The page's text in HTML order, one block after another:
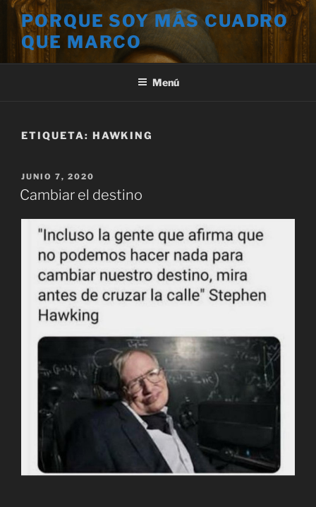
Saltar
contenido
PORQUE SOY MÁS CUADRO
QUE MARCO
Menú
ETIQUETA: HAWKING
PUBLICADO
EL
JUNIO 7, 2020
Cambiar el destino